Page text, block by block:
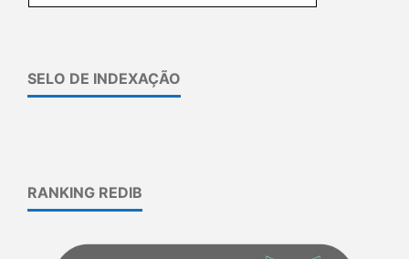
SELO DE INDEXAÇÃO
RANKING REDIB